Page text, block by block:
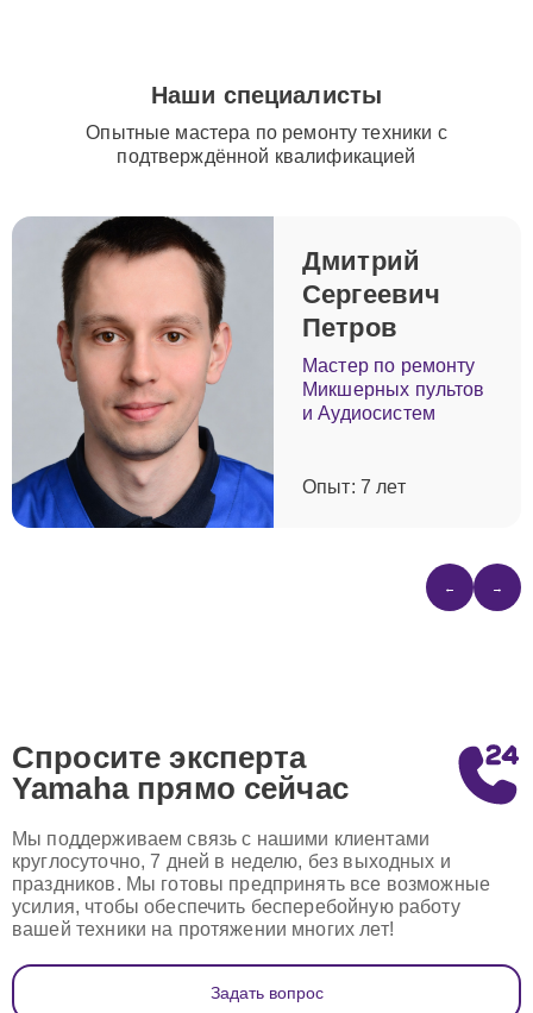
Наши специалисты
Опытные мастера по ремонту техники с
подтверждённой квалификацией
Дмитрий
Сергеевич
Петров
Мастер по ремонту
Микшерных пультов
и Аудиосистем
Опыт: 7 лет
← →
Спросите эксперта
Yamaha прямо сейчас
Мы поддерживаем связь с нашими клиентами
круглосуточно, 7 дней в неделю, без выходных и
праздников. Мы готовы предпринять все возможные
усилия, чтобы обеспечить бесперебойную работу
вашей техники на протяжении многих лет!
Задать вопрос